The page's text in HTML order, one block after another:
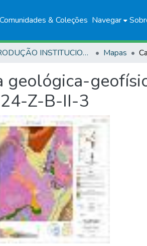
Comunidades & Coleções Navegar
PRODUÇÃO INSTITUCIONAL Mapas
geológica-
Z-B-II-3